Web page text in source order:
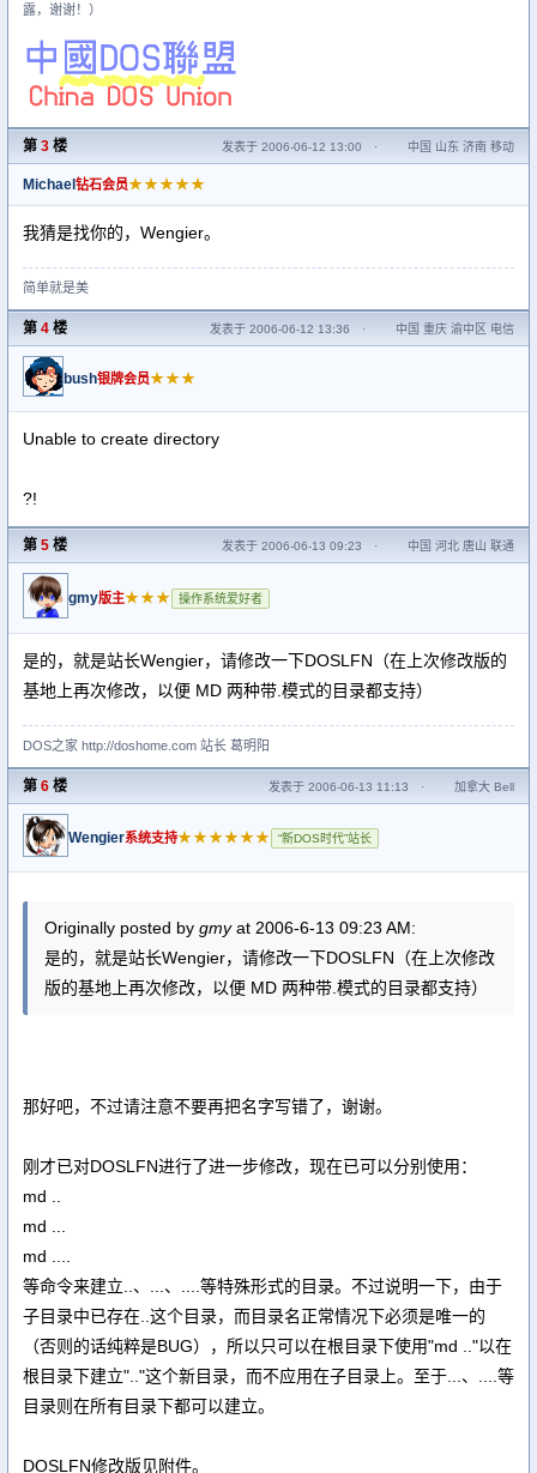
露，谢谢！）
第 3 楼 发表于 2006-06-12 13:00 · 中国 山东 济南 移动
Michael 钻石会员★★★★★
我猜是找你的，Wengier。
简单就是美
第 4 楼 发表于 2006-06-12 13:36 · 中国 重庆 渝中区 电信
bush银牌会员★★★
Unable to create directory
?!
第 5 楼 发表于 2006-06-13 09:23 · 中国 河北 唐山 联通
gmy版主★★★ 操作系统爱好者
是的，就是站长Wengier，请修改一下DOSLFN（在上次修改版的
基地上再次修改，以便 MD 两种带.模式的目录都支持）
DOS之家 http://doshome.com 站长 葛明阳
第 6 楼 发表于 2006-06-13 11:13 · 加拿大 Bell
Wengier系统支持★★★★★★ “新DOS时代”站长
Originally posted by gmyat 2006-6-13 09:23 AM:
是的，就是站长Wengier，请修改一下DOSLFN（在上次修改
版的基地上再次修改，以便 MD 两种带.模式的目录都支持）
那好吧，不过请注意不要再把名字写错了，谢谢。
刚才已对DOSLFN进行了进一步修改，现在已可以分别使用：
md ..
md ...
md ....
等命令来建立..、...、....等特殊形式的目录。不过说明一下，由于
子目录中已存在..这个目录，而目录名正常情况下必须是唯一的
（否则的话纯粹是BUG），所以只可以在根目录下使用"md .."以在
根目录下建立".."这个新目录，而不应用在子目录上。至于...、....等
目录则在所有目录下都可以建立。
DOSLFN修改版见附件。